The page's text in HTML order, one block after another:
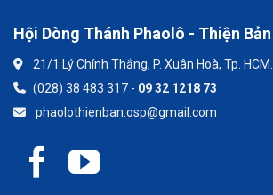
Hội Dòng Thánh Phaolô - Thiện Bản
21/1 Lý Chính Thắng, P. Xuân Hoà, Tp. HCM.
(028) 38 483 317 - 09 32 1218 73
phaolothienban.osp@gmail.com